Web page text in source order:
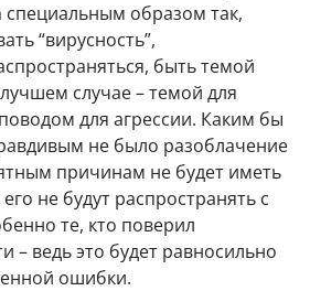
специальным образом так,
“вирусность”,
быть темой
случае – темой для
для агрессии. Каким бы
не было разоблачение
причинам не будет иметь
не будут распространять с
те, кто поверил
– ведь это будет равносильно
ошибки.